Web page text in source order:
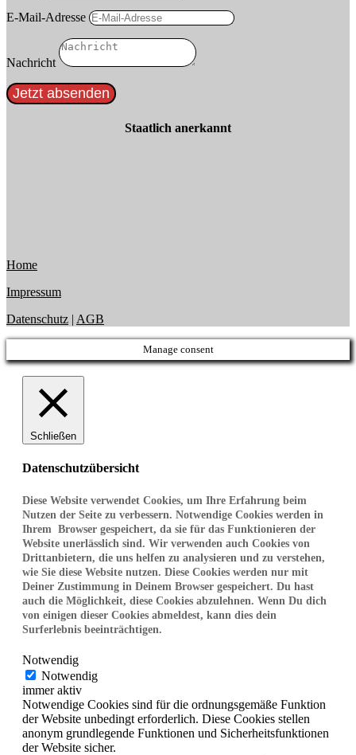
E-Mail-Adresse
Nachricht
Jetzt absenden
Staatlich anerkannt
Home
Impressum
Datenschutz | AGB
Manage consent
Schließen
Datenschutzübersicht
Diese Website verwendet Cookies, um Ihre Erfahrung beim
Nutzen der Seite zu verbessern. Notwendige Cookies werden in
Ihrem Browser gespeichert, da sie für das Funktionieren der
Website unerlässlich sind. Wir verwenden auch Cookies von
Drittanbietern, die uns helfen zu analysieren und zu verstehen,
wie Sie diese Website nutzen. Diese Cookies werden nur mit
Deiner Zustimmung in Deinem Browser gespeichert. Du hast
auch die Möglichkeit, diese Cookies abzulehnen. Wenn Du dich
von einigen dieser Cookies abmeldest, kann dies dein
Surferlebnis beeinträchtigen.
Notwendig
Notwendig
immer aktiv
Notwendige Cookies sind für die ordnungsgemäße Funktion
der Website unbedingt erforderlich. Diese Cookies stellen
anonym grundlegende Funktionen und Sicherheitsfunktionen
der Website sicher.